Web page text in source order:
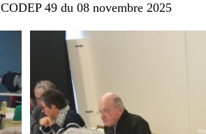
49 du 08 novembre 2025